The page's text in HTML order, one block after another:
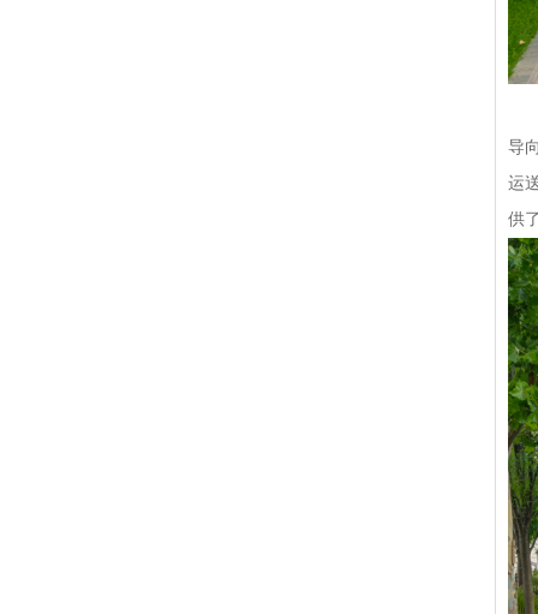
导
运
供